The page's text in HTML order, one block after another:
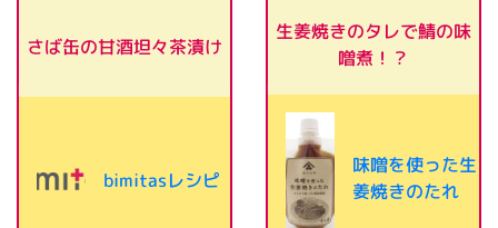
さば缶の甘酒坦々茶漬け
bimitasレシピ
生姜焼きのタレで鯖の味
噌煮！？
味噌を使った生
姜焼きのたれ